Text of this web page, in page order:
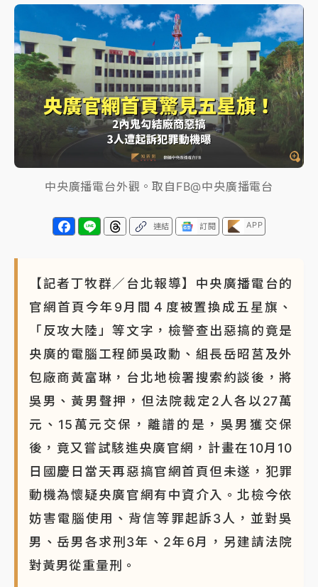
中租控股7月營收創今年新高 前7月獲利成長6%
獨家｜ 和欣客運總裁逝世！少東涉洗錢遭收押 戴手銬
腳鐐提前奔靈堂畫面曝
處置制度大變革！ 證交所今起縮短股票「關禁閉」天
數與撮合時間
才續任就飛美國大學面試 清大校長高為元致歉：機會
到來時引起我的好奇
地午後雷雨
NBA｜ 傳奇名帥驚傳離世！曾以「瘋狂籃球」震撼聯
盟 兩大愛徒向他致
中央廣播電台外觀。取自FB@中央廣播電台
連結 訂閱 APP
【記者丁牧群／台北報導】中央廣播電台的
官網首頁今年9月間４度被置換成五星旗、
「反攻大陸」等文字，檢警查出惡搞的竟是
央廣的電腦工程師吳政勳、組長岳昭莒及外
包廠商黃富琳，台北地檢署搜索約談後，將
吳男、黃男聲押，但法院裁定2人各以27萬
元、15萬元交保，離譜的是，吳男獲交保
後，竟又嘗試駭進央廣官網，計畫在10月10
日國慶日當天再惡搞官網首頁但未遂，犯罪
動機為懷疑央廣官網有中資介入。北檢今依
妨害電腦使用、背信等罪起訴3人，並對吳
男、岳男各求刑3年、2年6月，另建請法院
對黃男從重量刑。